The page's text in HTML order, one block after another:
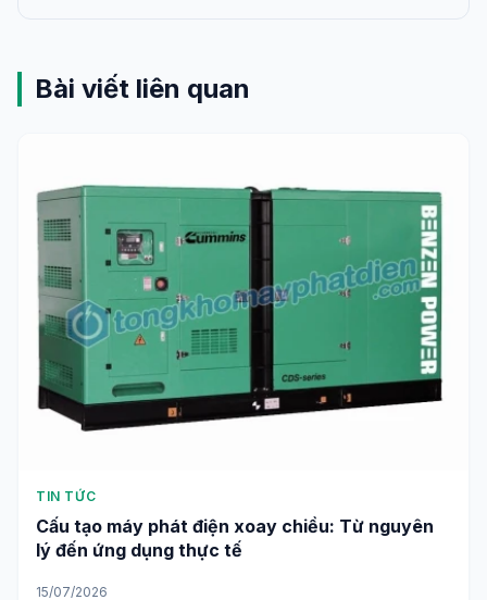
Bài viết liên quan
TIN TỨC
Cấu tạo máy phát điện xoay chiều: Từ nguyên
lý đến ứng dụng thực tế
15/07/2026